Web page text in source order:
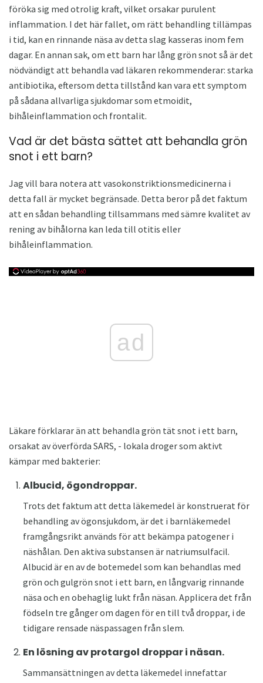
föröka sig med otrolig kraft, vilket orsakar purulent
inflammation. I det här fallet, om rätt behandling tillämpas
i tid, kan en rinnande näsa av detta slag kasseras inom fem
dagar. En annan sak, om ett barn har lång grön snot så är det
nödvändigt att behandla vad läkaren rekommenderar: starka
antibiotika, eftersom detta tillstånd kan vara ett symptom
på sådana allvarliga sjukdomar som etmoidit,
bihåleinflammation och frontalit.
Vad är det bästa sättet att behandla grön
snot i ett barn?
Jag vill bara notera att vasokonstriktionsmedicinerna i
detta fall är mycket begränsade. Detta beror på det faktum
att en sådan behandling tillsammans med sämre kvalitet av
rening av bihålorna kan leda till otitis eller
bihåleinflammation.
ad
Läkare förklarar än att behandla grön tät snot i ett barn,
orsakat av överförda SARS, - lokala droger som aktivt
kämpar med bakterier:
Albucid, ögondroppar.
Trots det faktum att detta läkemedel är konstruerat för
behandling av ögonsjukdom, är det i barnläkemedel
framgångsrikt används för att bekämpa patogener i
näshålan. Den aktiva substansen är natriumsulfacil.
Albucid är en av de botemedel som kan behandlas med
grön och gulgrön snot i ett barn, en långvarig rinnande
näsa och en obehaglig lukt från näsan. Applicera det från
födseln tre gånger om dagen för en till två droppar, i de
tidigare rensade näspassagen från slem.
En lösning av protargol droppar i näsan.
Sammansättningen av detta läkemedel innefattar